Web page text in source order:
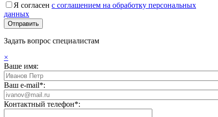
Я согласен с соглашением на обработку персональных
данных
Задать вопрос специалистам
×
Ваше имя:
Ваш e-mail*:
Контактный телефон*: